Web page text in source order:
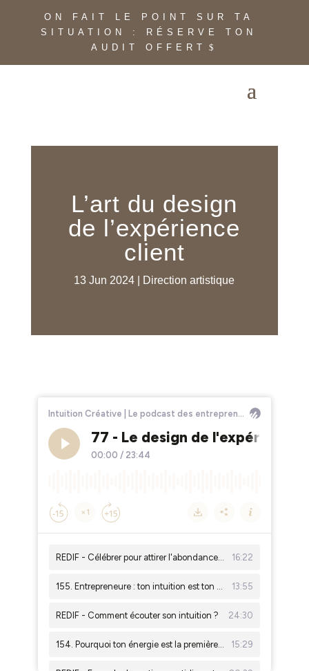
ON FAIT LE POINT SUR TA
SITUATION : RÉSERVE TON
AUDIT OFFERT
L’art du design
de l’expérience
client
13 Jun 2024 Direction artistique